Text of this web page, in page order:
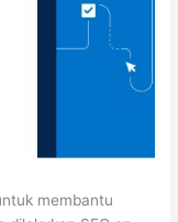
membantu